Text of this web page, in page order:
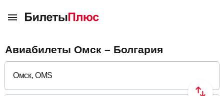
Авиабилеты Омск – Болгария